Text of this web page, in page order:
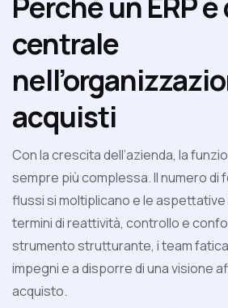
centrale
acquisti
Con la crescita dell’azienda, la
sempre più complessa. Il numero di
flussi si moltiplicano e le
termini di reattività, controllo e
strumento strutturante, i team
impegni e a disporre di una visione
acquisto.